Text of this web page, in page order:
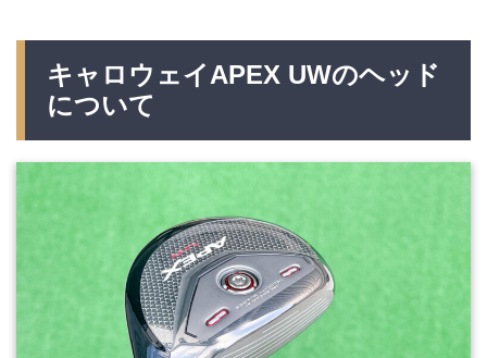
キャロウェイAPEX UWのヘッド
について